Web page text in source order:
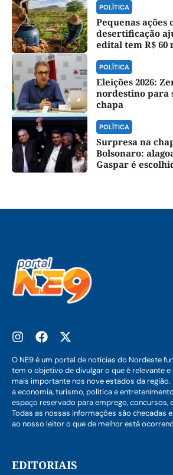
POLÍTICA
Pequenas ações
desertificação
edital tem R$ 60
POLÍTICA
Eleições 2026:
nordestino para
chapa
POLÍTICA
Surpresa na
Bolsonaro:
Gaspar é
O NE9 é um portal de notícias do Nordeste
tem o objetivo de divulgar o que é relevante
mais importante nos nove estados da
a economia, turismo, política e
espaço reservado para emprego, concursos,
Todas as nossas informações são checadas
ao nosso leitor o que de melhor está
EDITORIAIS